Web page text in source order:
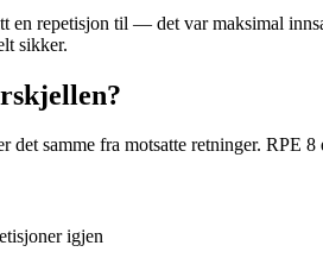
en repetisjon til — det var maksimal
sikker.
det samme fra motsatte retninger.
igjen